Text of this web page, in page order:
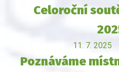
Celoroční
11. 7. 2025
Poznáváme